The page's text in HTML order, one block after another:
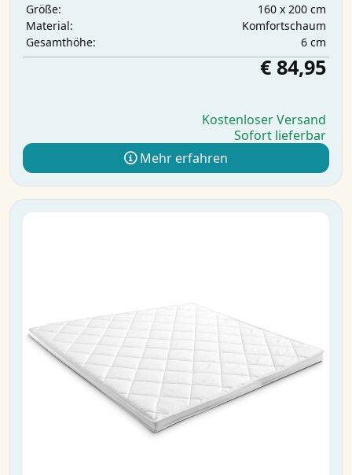
Größe:
160 x 200 cm
Material:
Komfortschaum
Gesamthöhe:
6 cm
€ 84,95
Kostenloser Versand
Sofort lieferbar
Mehr erfahren